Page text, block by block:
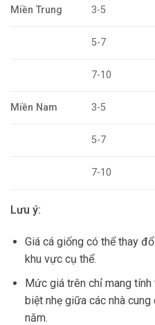
Miền Trung 3-5
5-7
7-10
Miền Nam 3-5
5-7
7-10
Lưu ý:
Giá cá giống có thể thay
khu vực cụ thể.
Mức giá trên chỉ mang
biệt nhẹ giữa các nhà
năm.